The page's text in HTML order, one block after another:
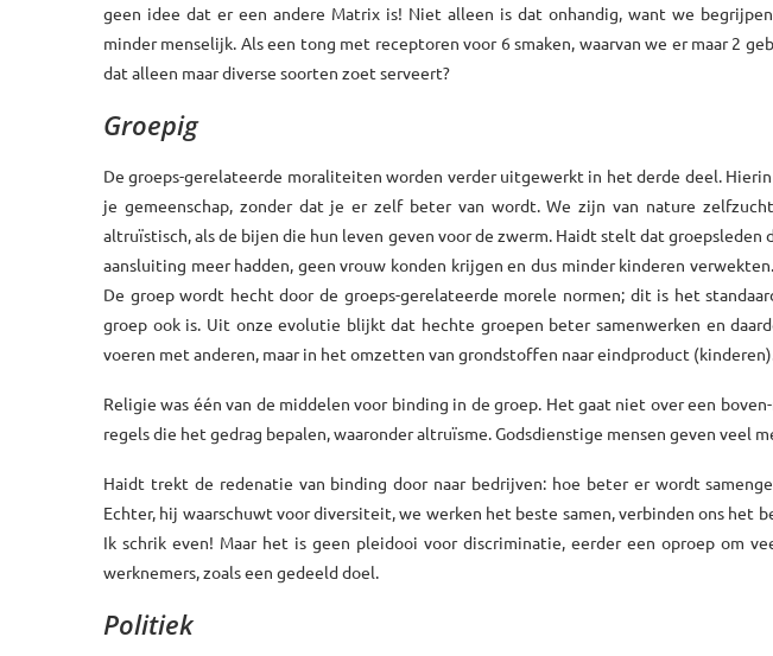
geen idee dat er een andere Matrix is! Niet alleen is dat onhandig, want we
minder menselijk. Als een tong met receptoren voor 6 smaken, waarvan we er maar 2
dat alleen maar diverse soorten zoet serveert?
Groepig
De groeps-gerelateerde moraliteiten worden verder uitgewerkt in het derde deel.
je gemeenschap, zonder dat je er zelf beter van wordt. We zijn van nature
altruïstisch, als de bijen die hun leven geven voor de zwerm. Haidt stelt dat
aansluiting meer hadden, geen vrouw konden krijgen en dus minder kinderen
De groep wordt hecht door de groeps-gerelateerde morele normen; dit is het
groep ook is. Uit onze evolutie blijkt dat hechte groepen beter samenwerken en
voeren met anderen, maar in het omzetten van grondstoffen naar eindproduct
Religie was één van de middelen voor binding in de groep. Het gaat niet over een
regels die het gedrag bepalen, waaronder altruïsme. Godsdienstige mensen geven veel
Haidt trekt de redenatie van binding door naar bedrijven: hoe beter er wordt
Echter, hij waarschuwt voor diversiteit, we werken het beste samen, verbinden ons het
Ik schrik even! Maar het is geen pleidooi voor discriminatie, eerder een oproep om
werknemers, zoals een gedeeld doel.
Politiek